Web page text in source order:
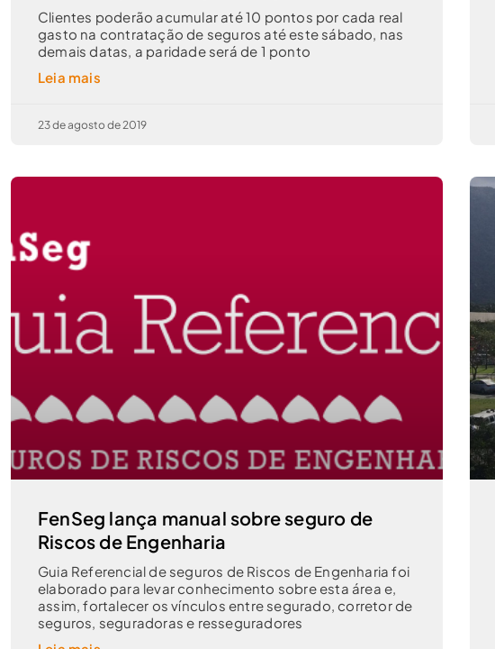
Clientes poderão acumular até 10 pontos por cada real
gasto na contratação de seguros até este sábado, nas
demais datas, a paridade será de 1 ponto
Leia mais
23 de agosto de 2019
FenSeg lança manual sobre seguro de
Riscos de Engenharia
Guia Referencial de seguros de Riscos de Engenharia foi
elaborado para levar conhecimento sobre esta área e,
assim, fortalecer os vínculos entre segurado, corretor de
seguros, seguradoras e resseguradores